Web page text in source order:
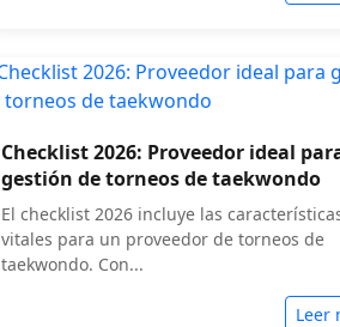
Checklist 2026: Proveedor ideal
gestión de torneos de taekwondo
El checklist 2026 incluye las
vitales para un proveedor de torneos de
taekwondo. Con...
Leer